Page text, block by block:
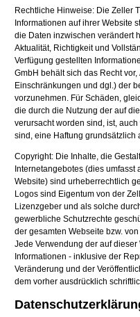
Rechtliche Hinweise: Die Zeller
Informationen auf ihrer Website
die Daten inzwischen verändert
Aktualität, Richtigkeit und
Verfügung gestellten
GmbH behält sich das Recht
Einschränkungen und dgl.) der
vorzunehmen. Für Schäden,
die durch die Nutzung der auf
verursacht worden sind, ist,
sind, eine Haftung grundsätzlich
Copyright: Die Inhalte, die
Internetangebotes (dies
Website) sind urheberrechtlich
Logos sind Eigentum von der
Lizenzgeber und als solche
gewerbliche Schutzrechte
der gesamten Webseite bzw.
Jede Verwendung der auf
Informationen - inklusive der
Veränderung und der
dem vorher ausdrücklich